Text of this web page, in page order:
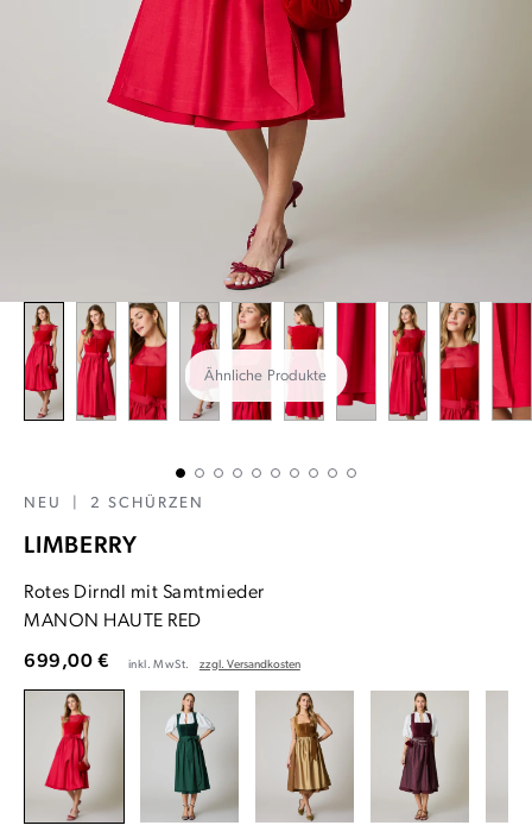
Ähnliche Produkte
NEU 2 SCHÜRZEN
LIMBERRY
Rotes Dirndl mit Samtmieder
MANON HAUTE RED
699,00 € inkl. MwSt. zzgl. Versandkosten